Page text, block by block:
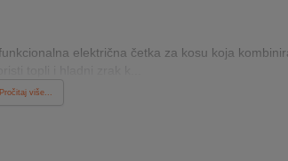
električna četka za kosu koja
Pročitaj više...